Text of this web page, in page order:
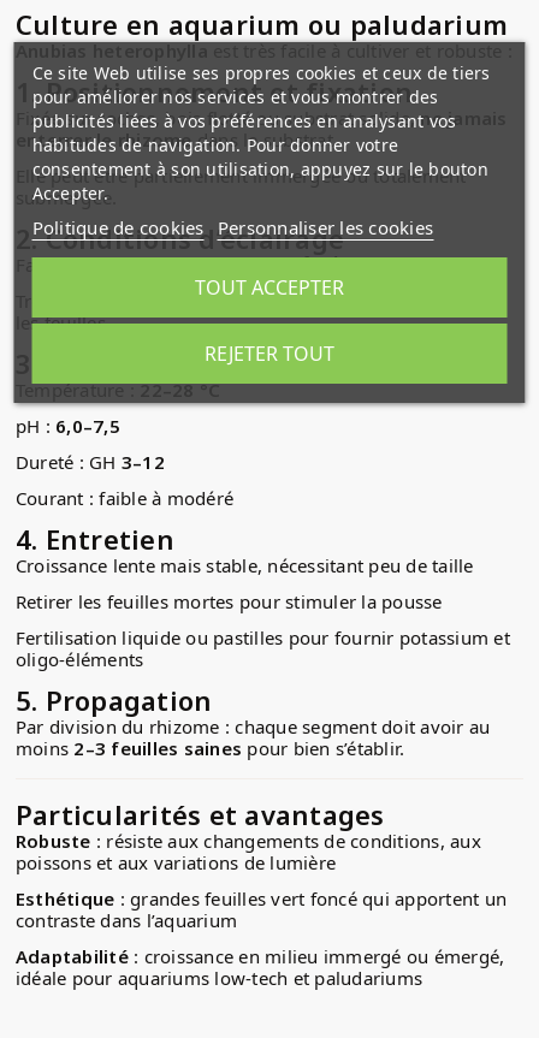
Culture en aquarium ou paludarium
Anubias heterophyllaest très facile à cultiver et robuste :
1.Positionnement et fixation
Fixée sur roches, bois flotté ou substrat solide,ne jamais
enterrer le rhizomedans le substrat.
Elle peut être partiellement immergée ou totalement
submergée.
2.Conditions d’éclairage
Faible à modéré :10–30 µmol m⁻² s⁻¹
Trop de lumière peut provoquer l’apparition d’algues sur
les feuilles.
Paramètres de l’eau
Température :22–28 °C
pH : 6,0–7,5
Dureté : GH 3–12
Courant : faible à modéré
4. Entretien
Croissance lente mais stable, nécessitant peu de taille
Retirer les feuilles mortes pour stimuler la pousse
Fertilisation liquide ou pastilles pour fournir potassium et
oligo-éléments
5. Propagation
Par division du rhizome : chaque segment doit avoir au
moins 2–3 feuilles saines pour bien s’établir.
Particularités et avantages
Robuste : résiste aux changements de conditions, aux
poissons et aux variations de lumière
Esthétique : grandes feuilles vert foncé qui apportent un
contraste dans l’aquarium
Adaptabilité: croissance en milieu immergé ou émergé,
idéale pour aquariums low-tech et paludariums
Ce site Web utilise ses propres cookies et ceux de tiers
pour améliorer nos services et vous montrer des
publicités liées à vos préférences en analysant vos
habitudes de navigation. Pour donner votre
consentement à son utilisation, appuyez sur le bouton
Accepter.
Politique de cookies Personnaliser les cookies
REJETER TOUT
TOUT ACCEPTER